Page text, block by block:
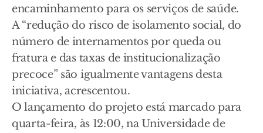
encaminhamento para os serviços de saúde.
A “redução do risco de isolamento social, do
número de internamentos por queda ou
fratura e das taxas de institucionalização
precoce” são igualmente vantagens desta
iniciativa, acrescentou.
O lançamento do projeto está marcado para
quarta-feira, às 12:00, na Universidade de